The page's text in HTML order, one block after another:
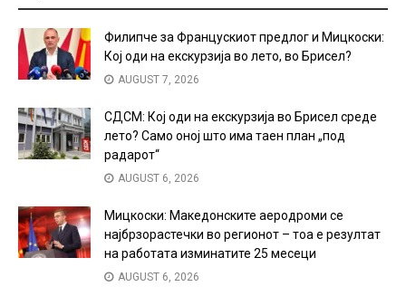
Филипче за Францускиот предлог и Мицкоски:
Кој оди на екскурзија во лето, во Брисел?
AUGUST 7, 2026
СДСМ: Кој оди на екскурзија во Брисел среде
лето? Само оној што има таен план „под
радарот“
AUGUST 6, 2026
Мицкоски: Македонските аеродроми се
најбрзорастечки во регионот – тоа е резултат
на работата изминатите 25 месеци
AUGUST 6, 2026